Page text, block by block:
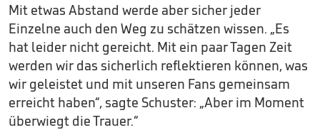
Mit etwas Abstand werde aber sicher jeder
Einzelne auch den Weg zu schätzen wissen. „Es
hat leider nicht gereicht. Mit ein paar Tagen Zeit
werden wir das sicherlich reflektieren können, was
wir geleistet und mit unseren Fans gemeinsam
erreicht haben“, sagte Schuster: „Aber im Moment
überwiegt die Trauer.“